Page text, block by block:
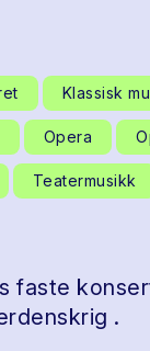
Klassisk
Opera
Teatermusikk
faste
.